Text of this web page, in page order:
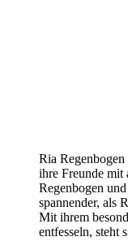
Ria
ihre Freunde mit
Regenbogen
spannender, als
Mit ihrem
entfesseln, steht